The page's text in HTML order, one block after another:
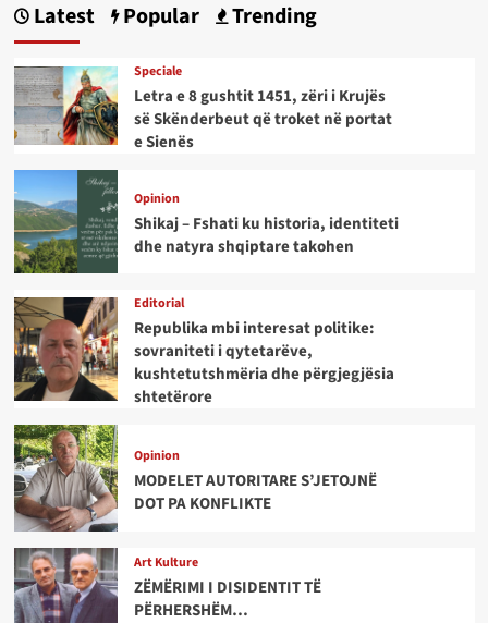
Latest Popular Trending
Speciale
Letra e 8 gushtit 1451, zëri i Krujës
së Skënderbeut që troket në portat
e Sienës
Opinion
Shikaj – Fshati ku historia, identiteti
dhe natyra shqiptare takohen
Editorial
Republika mbi interesat politike:
sovraniteti i qytetarëve,
kushtetutshmëria dhe përgjegjësia
shtetërore
Opinion
MODELET AUTORITARE S’JETOJNË
DOT PA KONFLIKTE
Art Kulture
ZËMËRIMI I DISIDENTIT TË
PËRHERSHËM…